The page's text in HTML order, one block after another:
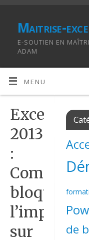
Maitrise-
E-SOUTIEN EN
ADAM
MENU
Excel
2013
:
Comment
bloquer
sur
de